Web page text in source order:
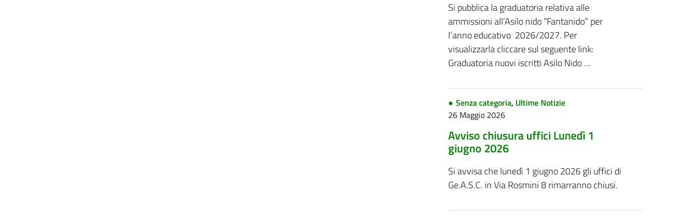
Si pubblica la graduatoria relativa alle
ammissioni all’Asilo nido “Fantanido” per
l’anno educativo 2026/2027. Per
visualizzarla cliccare sul seguente link:
Graduatoria nuovi iscritti Asilo Nido …
Senza categoria, Ultime Notizie
26 Maggio 2026
Avviso chiusura uffici Lunedì 1
giugno 2026
Si avvisa che lunedì 1 giugno 2026 gli uffici di
Ge.A.S.C. in Via Rosmini 8 rimarranno chiusi.